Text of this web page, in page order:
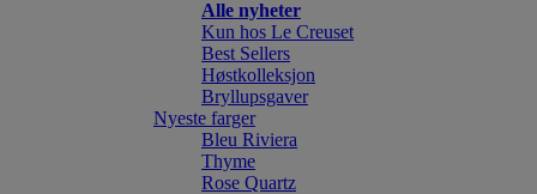
Alle nyheter
Kun hos Le Creuset
Best Sellers
Høstkolleksjon
Bryllupsgaver
Nyeste farger
Bleu Riviera
Thyme
Rose Quartz